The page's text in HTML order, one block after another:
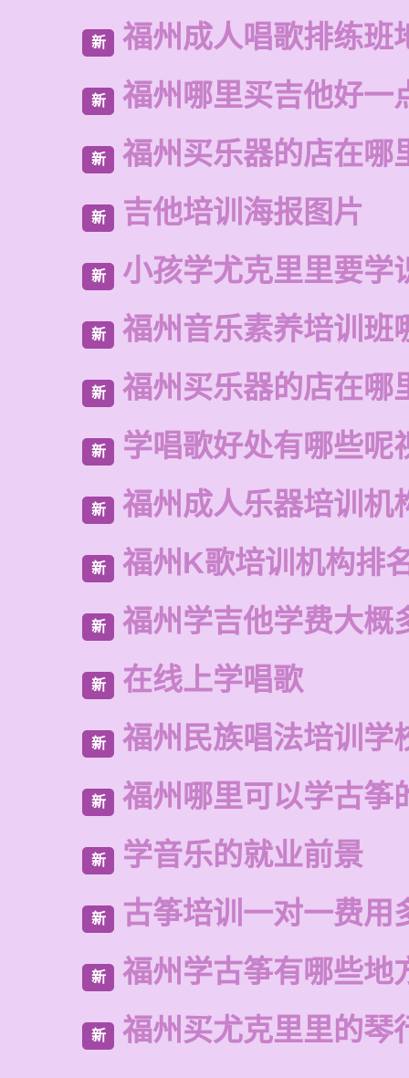
新 福州成人唱歌排练班
新 福州哪里买吉他好一
新 福州买乐器的店在哪
新 吉他培训海报图片
新 小孩学尤克里里要学
新 福州音乐素养培训班
新 福州买乐器的店在哪
新 学唱歌好处有哪些呢
新 福州成人乐器培训机
新 福州K歌培训机构排
新 福州学吉他学费大概
新 在线上学唱歌
新 福州民族唱法培训学
新 福州哪里可以学古筝
新 学音乐的就业前景
新 古筝培训一对一费用
新 福州学古筝有哪些地
新 福州买尤克里里的琴